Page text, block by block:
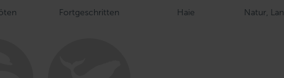
Fortgeschritten Haie Natur,